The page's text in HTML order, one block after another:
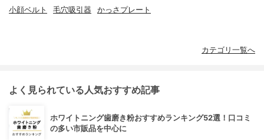
小顔ベルト 毛穴吸引器 かっさプレート
カテゴリ一覧へ
よく見られている人気おすすめ記事
ホワイトニング歯磨き粉おすすめランキング52選！口コミ
の多い市販品を中心に